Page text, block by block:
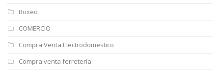
Boxeo
COMERCIO
Compra Venta Electrodomestico
Compra venta ferretería